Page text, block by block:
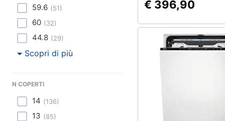
59.6 (51)
60 (32)
44.8 (29)
Scopri di più
N COPERTI
14 (136)
13 (85)
€ 396,90